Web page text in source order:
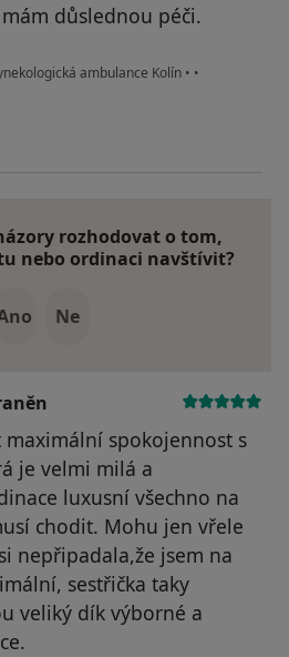
důslednou péči.
ambulance Kolín • •
byl odstraněn
rozhodovat o tom,
nebo ordinaci navštívit?
Ne
spokojennost s
je velmi milá a
luxusní všechno na
chodit. Mohu jen vřele
nepřipadala,že jsem na
sestřička taky
veliký dík výborné a